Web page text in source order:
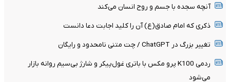
آنچه سجده با جسم و روح انسان می‌کند
ذکری که امام صادق(ع) آن را کلید اجابت دعا دانست
تغییر بزرگ در ChatGPT / چت متنی نامحدود و رایگان
ردمی K100 پرو مکس با باتری غول‌پیکر و شارژ بی‌سیم روانه بازار
می‌شود